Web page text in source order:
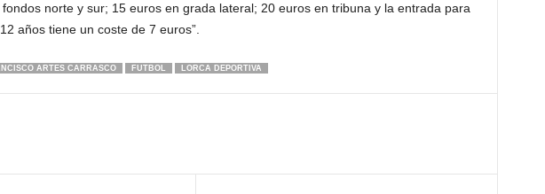
norte y sur; 15 euros en grada lateral; 20 euros en tribuna y la entrada para
años tiene un coste de 7 euros”.
ARTES CARRASCO FUTBOL LORCA DEPORTIVA